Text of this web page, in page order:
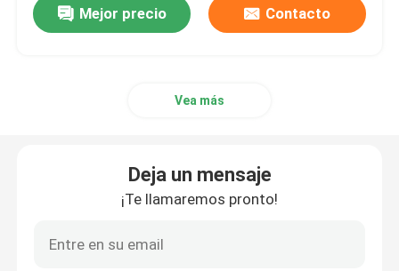
Mejor precio Contacto
Vea más
Deja un mensaje
¡Te llamaremos pronto!